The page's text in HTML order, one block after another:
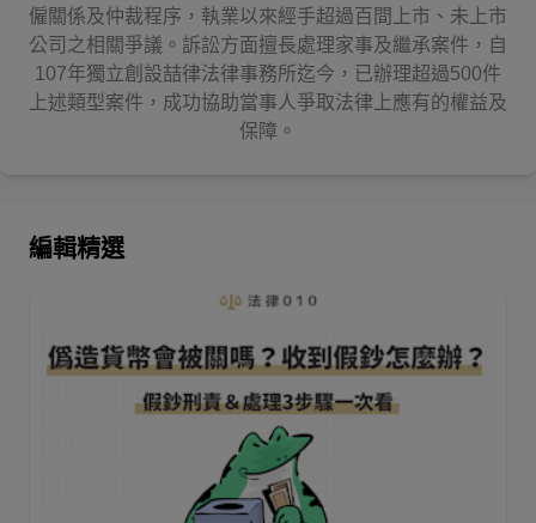
僱關係及仲裁程序，執業以來經手超過百間上市、未上市
公司之相關爭議。訴訟方面擅長處理家事及繼承案件，自
107年獨立創設喆律法律事務所迄今，已辦理超過500件
上述類型案件，成功協助當事人爭取法律上應有的權益及
保障。
編輯精選